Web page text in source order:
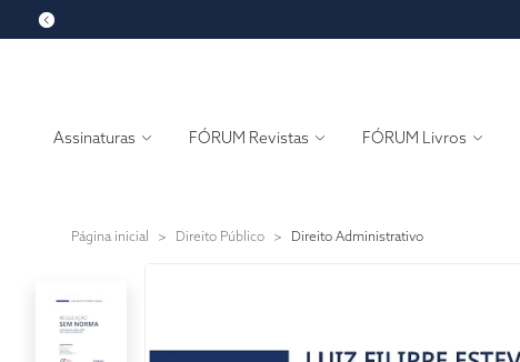
Assinaturas FÓRUM Revistas FÓRUM Livros
Página inicial > Direito Público > Direito Administrativo